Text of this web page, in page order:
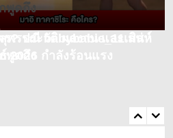
พูดถึง
? ประวัติ ผลงาน และเสน่ห์
ดถึง
พรรณี babybabie_11 มิส
กำลังร้อนแรง
าร์ปสาว สงครามส่งด่วน น้องวิศวะ
นัจโน๊ะ นัจฐณิชา โรจนะจารุนันท์
สวยแพงสมชื่อนางเอกMV